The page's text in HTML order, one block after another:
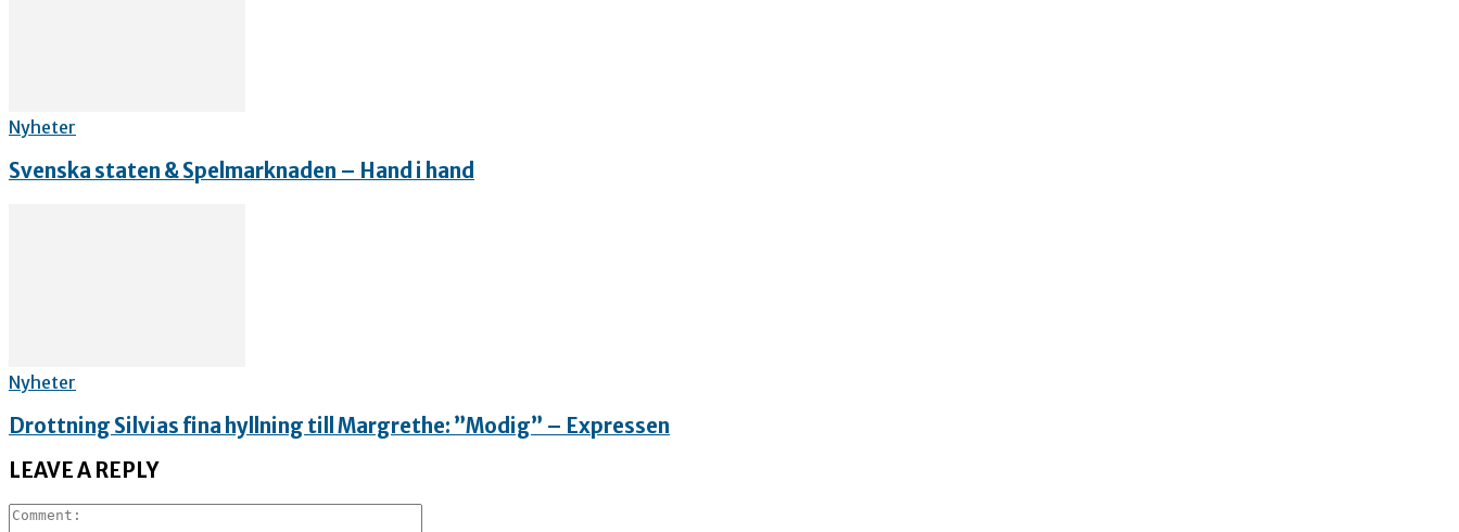
Nyheter
Svenska staten & Spelmarknaden – Hand i hand
Nyheter
Drottning Silvias fina hyllning till Margrethe: ”Modig” – Expressen
LEAVE A REPLY